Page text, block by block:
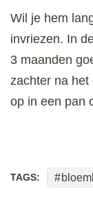
Wil je hem
invriezen. In
3 maanden
zachter na
op in een pan
TAGS: